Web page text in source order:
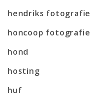
hendriks fotografie
honcoop fotografie
hond
hosting
huf